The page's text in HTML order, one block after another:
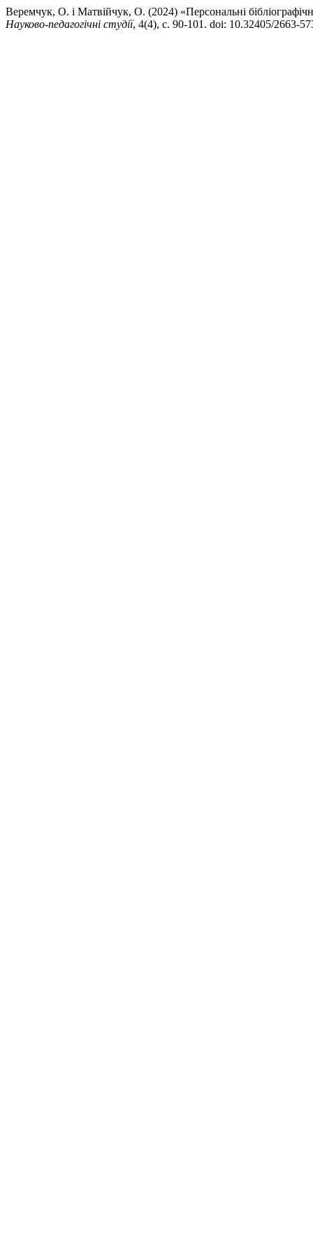
Веремчук, О. і Матвійчук, О. (2024) «Персональні
Науково-педагогічні студії, 4(4), с. 90-101. doi: 10.32405/2663-